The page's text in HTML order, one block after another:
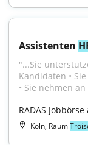
Assistenten
"...Sie
Kandidaten •
• Sie nehmen an
RADAS
Köln, Raum